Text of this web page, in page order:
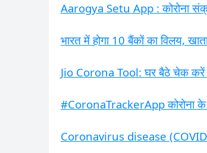
Aarogya Setu App : कोरोना
भारत में होगा 10 बैंकों का विलय,
Jio Corona Tool: घर बैठे चेक
#CoronaTrackerApp कोरोना
Coronavirus disease